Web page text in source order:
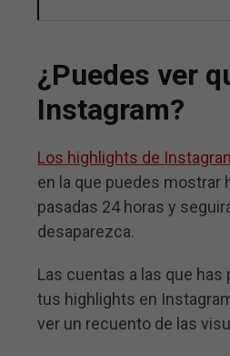
¿Puedes ver
Instagram?
Los highlights de
en la que puedes mostrar
pasadas 24 horas y
desaparezca.
Las cuentas a las que
tus highlights en
ver un recuento de las